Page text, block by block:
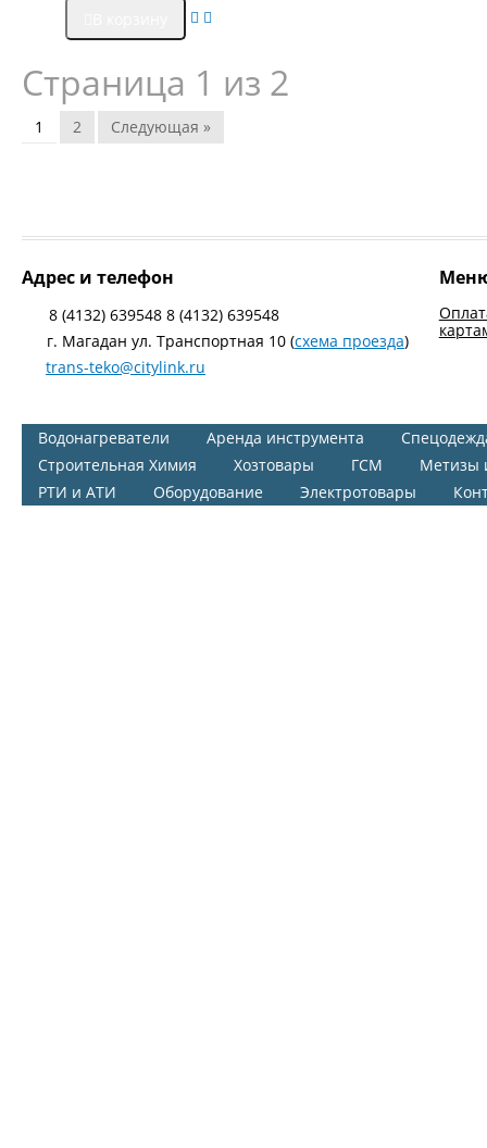
Страница 1 из 2
1 2 Следующая »
Адрес и телефон
8 (4132) 639548 8 (4132) 639548
г. Магадан ул. Транспортная 10 (схема проезда)
trans-teko@citylink.ru
Водонагреватели Аренда инструмента
Строительная Химия
Хозтовары ГСМ
Метизы
РТИ и АТИ
Оборудование Электротовары